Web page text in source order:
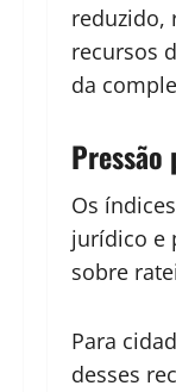
reduzido,
recursos
da
Os
jurídico e
sobre
Para
desses